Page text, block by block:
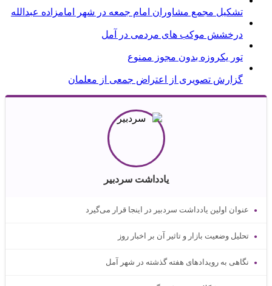
تشکیل مجمع مشاوران امام جمعه در شهر امامزاده عبدالله
درخشش موکب های مردمی در آمل
تور یکروزه بدون مجوز ممنوع
گزارش تصویری از اعتراض جمعی از معلمان
یادداشت سردبیر
عنوان اولین یادداشت سردبیر در اینجا قرار می‌گیرد
تحلیل وضعیت بازار و تاثیر آن بر اخبار روز
نگاهی به رویدادهای هفته گذشته در شهر آمل